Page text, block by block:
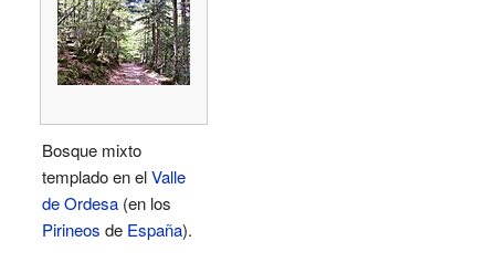
Bosque mixto
templado en elValle
de Ordesa (en los
Pirineos de España).